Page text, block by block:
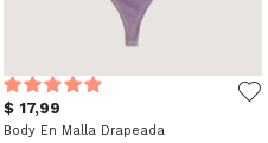
$ 17,99
Body En Malla Drapeada